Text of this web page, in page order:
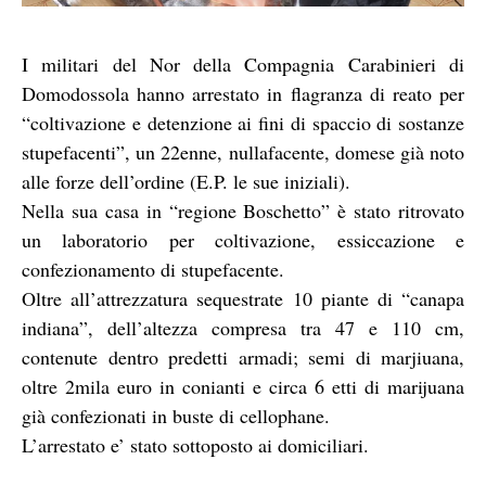
I militari del Nor della Compagnia Carabinieri di
Domodossola hanno arrestato in flagranza di reato per
“coltivazione e detenzione ai fini di spaccio di sostanze
stupefacenti”, un 22enne, nullafacente, domese già noto
alle forze dell’ordine (E.P. le sue iniziali).
Nella sua casa in “regione Boschetto” è stato ritrovato
un laboratorio per coltivazione, essiccazione e
confezionamento di stupefacente.
Oltre all’attrezzatura sequestrate 10 piante di “canapa
indiana”, dell’altezza compresa tra 47 e 110 cm,
contenute dentro predetti armadi; semi di marjiuana,
oltre 2mila euro in conianti e circa 6 etti di marijuana
già confezionati in buste di cellophane.
L’arrestato e’ stato sottoposto ai domiciliari.